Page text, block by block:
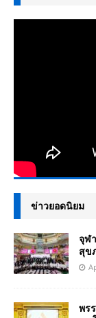
ข่าวยอดนิยม
จุฬ
สุข
พร